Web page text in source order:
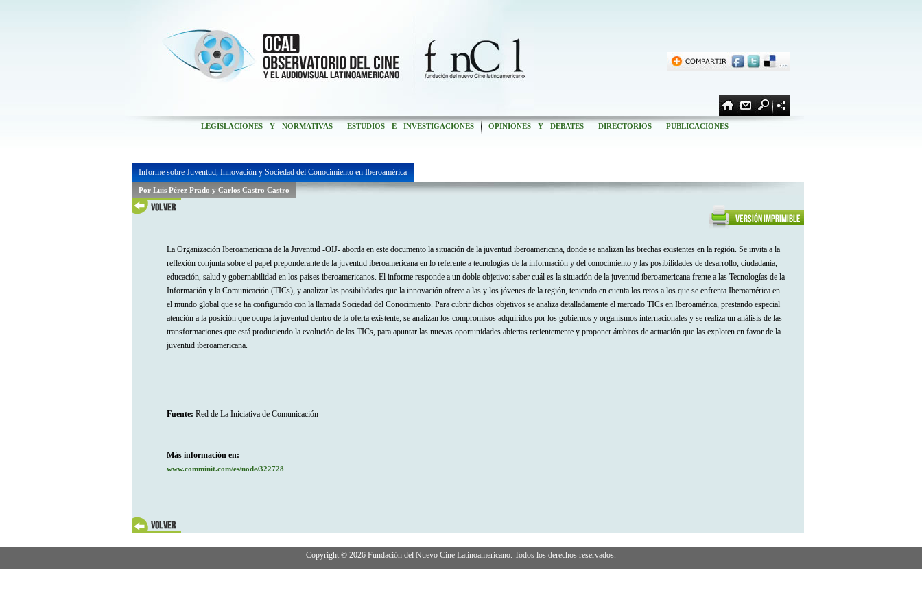
LEGISLACIONES Y NORMATIVAS ESTUDIOS E INVESTIGACIONES OPINIONES Y DEBATES DIRECTORIOS PUBLICACIONES
Informe sobre Juventud, Innovación y Sociedad del Conocimiento en Iberoamérica
Por Luis Pérez Prado y Carlos Castro Castro
La Organización Iberoamericana de la Juventud -OIJ- aborda en este documento la situación de la juventud iberoamericana, donde se analizan las brechas existentes en la región. Se invita a la
reflexión conjunta sobre el papel preponderante de la juventud iberoamericana en lo referente a tecnologías de la información y del conocimiento y las posibilidades de desarrollo, ciudadanía,
educación, salud y gobernabilidad en los países iberoamericanos. El informe responde a un doble objetivo: saber cuál es la situación de la juventud iberoamericana frente a las Tecnologías de la
Información y la Comunicación (TICs), y analizar las posibilidades que la innovación ofrece a las y los jóvenes de la región, teniendo en cuenta los retos a los que se enfrenta Iberoamérica en
el mundo global que se ha configurado con la llamada Sociedad del Conocimiento. Para cubrir dichos objetivos se analiza detalladamente el mercado TICs en Iberoamérica, prestando especial
atención a la posición que ocupa la juventud dentro de la oferta existente; se analizan los compromisos adquiridos por los gobiernos y organismos internacionales y se realiza un análisis de las
transformaciones que está produciendo la evolución de las TICs, para apuntar las nuevas oportunidades abiertas recientemente y proponer ámbitos de actuación que las exploten en favor de la
juventud iberoamericana.
Fuente: Red de La Iniciativa de Comunicación
Más información en:
www.comminit.com/es/node/322728
Copyright © 2026 Fundación del Nuevo Cine Latinoamericano. Todos los derechos reservados.